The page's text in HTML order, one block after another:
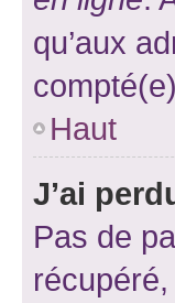
qu’aux
Haut
J’ai
Pas de